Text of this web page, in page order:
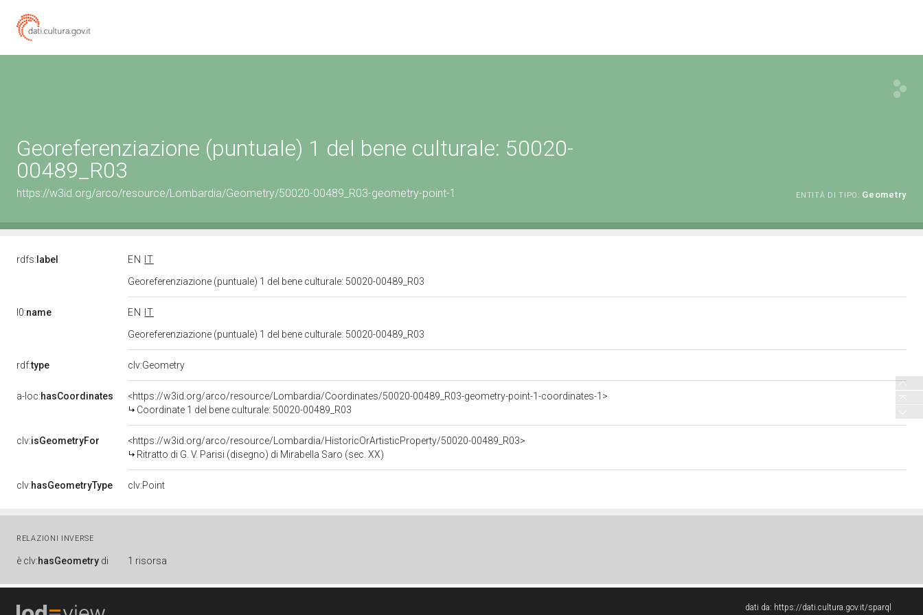
Georeferenziazione (puntuale) 1 del bene culturale: 50020-
00489_R03
https://w3id.org/arco/resource/Lombardia/Geometry/50020-00489_R03-geometry-point-1 ENTITÀ DI TIPO: Geometry
rdfs: label EN
IT
Georeferenziazione (puntuale) 1 del bene culturale: 50020-00489_R03
l0:name EN
IT
Georeferenziazione (puntuale) 1 del bene culturale: 50020-00489_R03
rdf:type clv:Geometry
a-loc:hasCoordinates
<https://w3id.org/arco/resource/Lombardia/Coordinates/50020-00489_R03-geometry-point-1-coordinates-1>
Coordinate 1 del bene culturale: 50020-00489_R03
clv:isGeometryFor
<https://w3id.org/arco/resource/Lombardia/HistoricOrArtisticProperty/50020-00489_R03>
Ritratto di G. V. Parisi (disegno) di Mirabella Saro (sec. XX)
clv:hasGeometryType clv:Point
RELAZIONI INVERSE
è clv:hasGeometry di 1 risorsa
dati da: https://dati.cultura.gov.it/sparql